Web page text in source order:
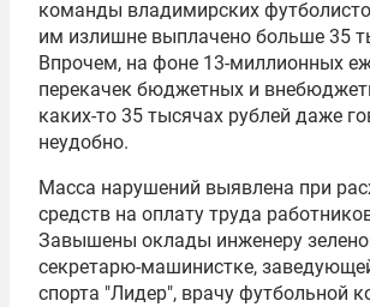
команды владимирских
им излишне выплачено больше 35
Впрочем, на фоне 13-миллионных
перекачек бюджетных и
каких-то 35 тысячах рублей даже
неудобно.
Масса нарушений выявлена при
средств на оплату труда
Завышены оклады инженеру
секретарю-машинистке,
спорта "Лидер", врачу футбольной